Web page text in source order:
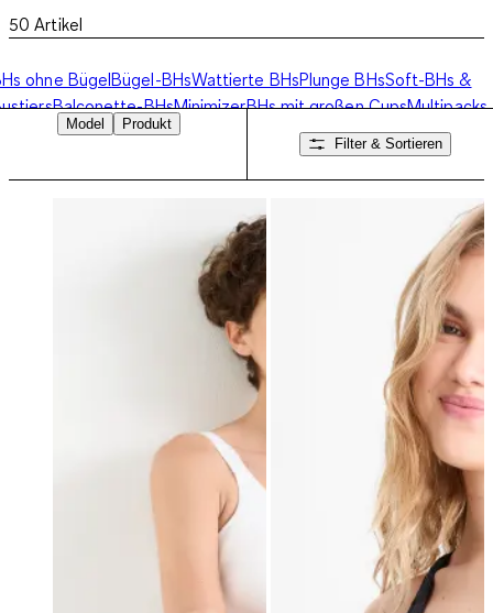
50 Artikel
ohne BügelBügel-BHsWattierte BHsPlunge BHsSoft-BHs &
Balconette-BHsMinimizerBHs mit großen CupsMultipacks
Model
Produkt
Filter & Sortieren